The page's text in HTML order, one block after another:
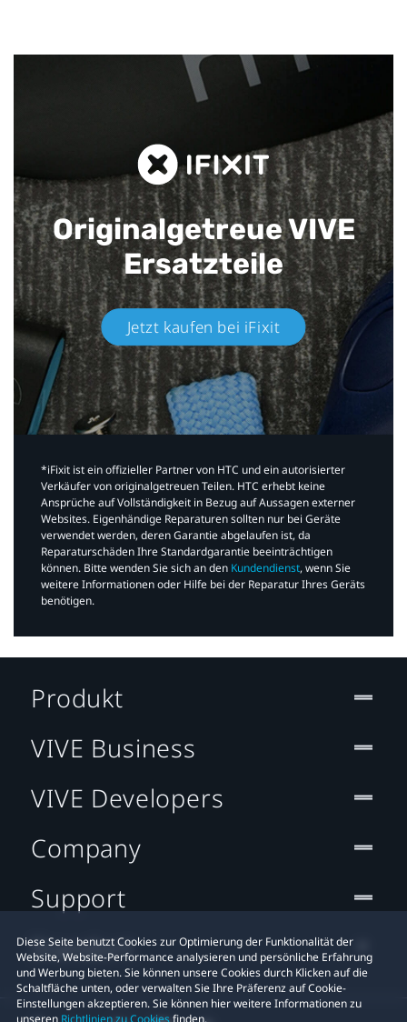
Originalgetreue VIVE
Ersatzteile
Jetzt kaufen bei iFixit​
*iFixit ist ein offizieller Partner von HTC und ein autorisierter
Verkäufer von originalgetreuen Teilen. HTC erhebt keine
Ansprüche auf Vollständigkeit in Bezug auf Aussagen externer
Websites. Eigenhändige Reparaturen sollten nur bei Geräte
verwendet werden, deren Garantie abgelaufen ist, da
Reparaturschäden Ihre Standardgarantie beeinträchtigen
können. Bitte wenden Sie sich an den Kundendienst, wenn Sie
weitere Informationen oder Hilfe bei der Reparatur Ihres Geräts
benötigen.​
Diese Seite benutzt Cookies zur Optimierung der Funktionalität der
Website, Website-Performance analysieren und persönliche Erfahrung
und Werbung bieten. Sie können unsere Cookies durch Klicken auf die
Schaltfläche unten, oder verwalten Sie Ihre Präferenz auf Cookie-
Einstellungen akzeptieren. Sie können hier weitere Informationen zu
unseren Richtlinien zu Cookiesfinden.
Produkt
VIVE Business
VIVE Developers
Company
Support
Standort